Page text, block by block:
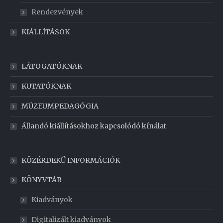
Rendezvények
KIÁLLÍTÁSOK
LÁTOGATÓKNAK
KUTATÓKNAK
MÚZEUMPEDAGÓGIA
Állandó kiállításokhoz kapcsolódó kínálat
KÖZÉRDEKŰ INFORMÁCIÓK
KÖNYVTÁR
Kiadványok
Digitalizált kiadványok